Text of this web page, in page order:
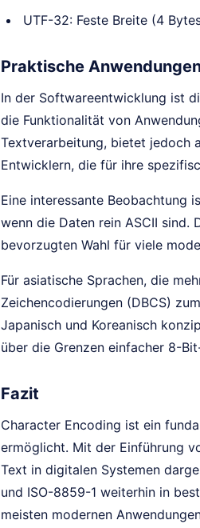
UTF-32: Feste Breite (4
Praktische
In der Softwareentwicklung ist
die Funktionalität von
Textverarbeitung, bietet jedoch
Entwicklern, die für ihre
Eine interessante Beobachtung
wenn die Daten rein ASCII
bevorzugten Wahl für viele
Für asiatische Sprachen, die
Zeichencodierungen (DBCS)
Japanisch und Koreanisch
über die Grenzen einfacher 8-
Fazit
Character Encoding ist ein
ermöglicht. Mit der Einführung
Text in digitalen Systemen
und ISO-8859-1 weiterhin in
meisten modernen